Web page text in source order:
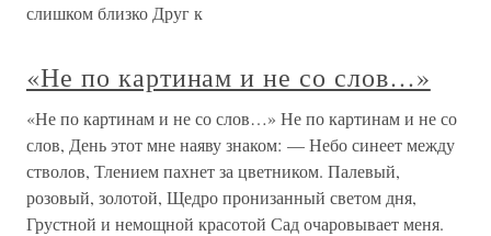
слишком близко Друг к
«Не по картинам и не со слов…»
«Не по картинам и не со слов…» Не по картинам и не со
слов, День этот мне наяву знаком: — Небо синеет между
стволов, Тлением пахнет за цветником. Палевый,
розовый, золотой, Щедро пронизанный светом дня,
Грустной и немощной красотой Сад очаровывает меня.